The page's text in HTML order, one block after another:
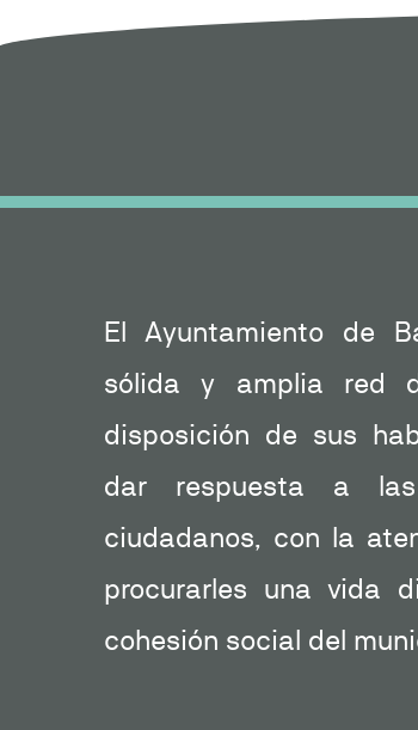
El Ayuntamiento de
sólida y amplia red
disposición de sus
dar respuesta a
ciudadanos, con la
procurarles una vida
cohesión social del